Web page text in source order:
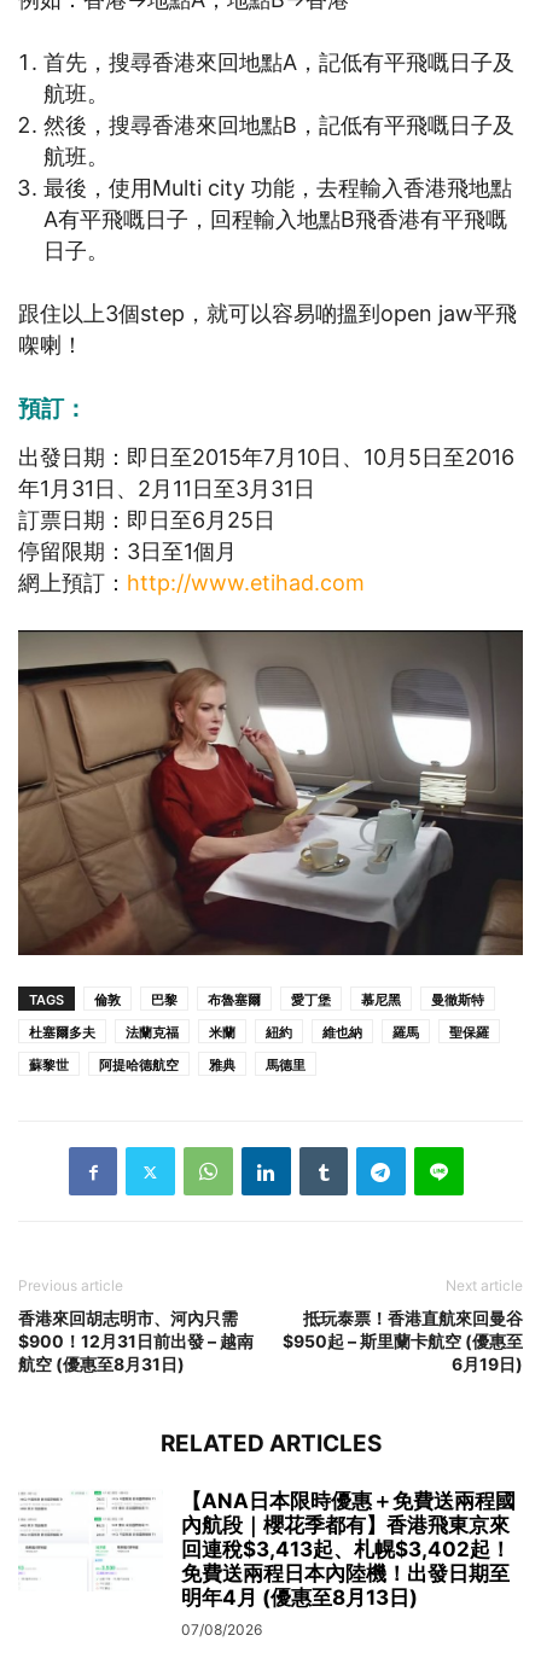
首先，搜尋香港來回地點A，記低有平飛嘅日子及
航班。
然後，搜尋香港來回地點B，記低有平飛嘅日子及
航班。
最後，使用Multi city 功能，去程輸入香港飛地點
A有平飛嘅日子，回程輸入地點B飛香港有平飛嘅
日子。
跟住以上3個step，就可以容易啲搵到open jaw平飛
㗎喇！
預訂：
出發日期：即日至2015年7月10日、10月5日至2016
年1月31日、2月11日至3月31日
訂票日期：即日至6月25日
停留限期：3日至1個月
網上預訂： http://www.etihad.com
TAGS 倫敦 巴黎 布魯塞爾 愛丁堡 慕尼黑
曼徹斯特
杜塞爾多夫
法蘭克福 米蘭 紐約 維也納 羅馬
聖保羅
蘇黎世
阿提哈德航空 雅典 馬德里
Previous article
香港來回胡志明市、河內只需
$900！12月31日前出發 – 越南
航空 (優惠至8月31日)
Next article
抵玩泰票！香港直航來回曼谷
$950起 – 斯里蘭卡航空 (優惠至
6月19日)
RELATED ARTICLES
【ANA日本限時優惠＋免費送兩程國
內航段｜櫻花季都有】香港飛東京來
回連稅$3,413起、札幌$3,402起！
免費送兩程日本內陸機！出發日期至
明年4月 (優惠至8月13日)
07/08/2026